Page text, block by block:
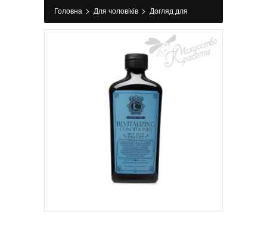
Головна > Для чоловіків > Догляд для
чоловіків>Кондиціонер і бальзам для чоловіків
Кондиціонер для зволоження та відновлення
REVITALIZING CONDITIONER Lavish Care 250